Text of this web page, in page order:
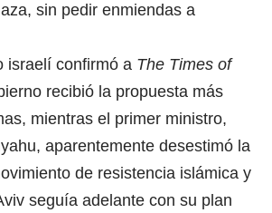
sin pedir enmiendas a
israelí confirmó a The Times of
recibió la propuesta más
mientras el primer ministro,
aparentemente desestimó la
de resistencia islámica y
seguía adelante con su plan